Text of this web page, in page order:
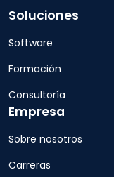
Soluciones
Software
Formación
Consultoría
Empresa
Sobre nosotros
Carreras